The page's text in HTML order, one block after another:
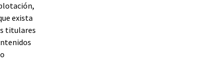
exista
titulares